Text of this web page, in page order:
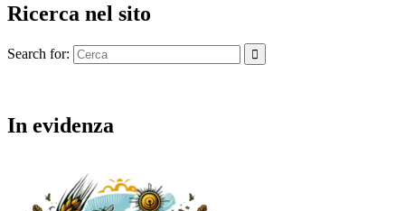
Ricerca nel sito
Search for:
In evidenza